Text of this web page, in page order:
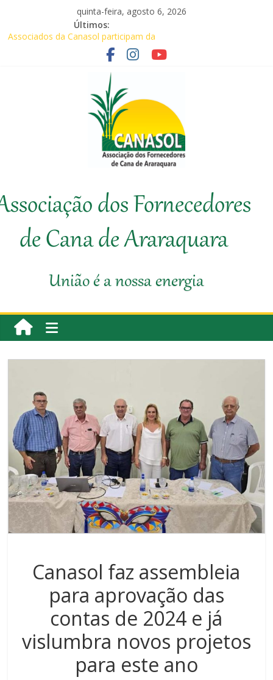
quinta-feira, agosto 6, 2026
Últimos:
Associados da Canasol participam da
Baile Junino (2026) – Canasol
Agricultores comemoram aprovação de
requerimentos de urgência para temas de
interesse do agronegócio
CANASOL leva conhecimento técnico ao
Canasol marca presença na 1ª Edição do
Fator Biológico da Canaplan
Canasol
Associação
Fornecedores
dos Fornecedores
de Cana de Araraquara
União é a nossa energia
Canasol faz assembleia
para aprovação das
contas de 2024 e já
vislumbra novos projetos
para este ano